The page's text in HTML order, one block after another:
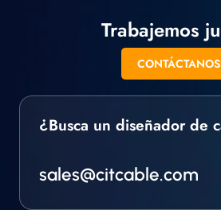
Trabajemos
CONTÁCTANOS
¿Busca un diseñador de
sales@citcable.com